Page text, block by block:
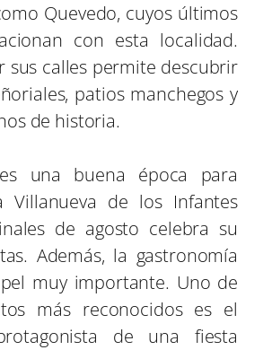
Quevedo, cuyos últimos
con esta localidad.
sus calles permite descubrir
patios manchegos y
de historia.
una buena época para
Villanueva de los Infantes
de agosto celebra su
Además, la gastronomía
muy importante. Uno de
más reconocidos es el
de una fiesta